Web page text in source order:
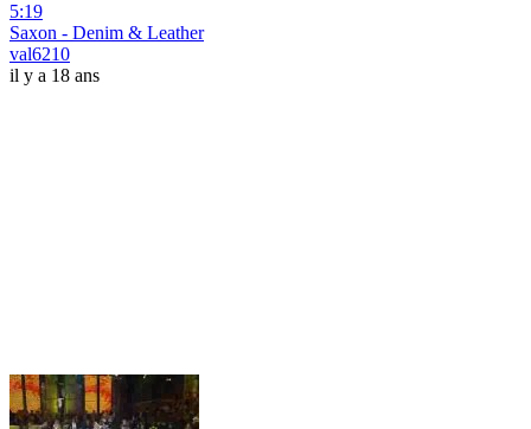
5:19
Saxon - Denim & Leather
val6210
il y a 18 ans